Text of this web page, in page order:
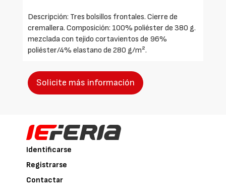
Descripción: Tres bolsillos frontales. Cierre de
cremallera. Composición: 100% poliéster de 380 g.
mezclada con tejido cortavientos de 96%
poliéster/4% elastano de 280 g/m².
Solicite más información
Identificarse
Registrarse
Contactar